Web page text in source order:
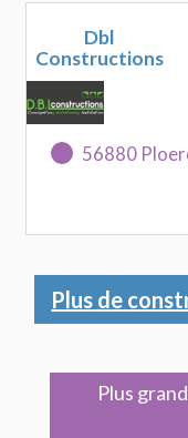
Dbl
Constructions
56880
Plus de
Plus